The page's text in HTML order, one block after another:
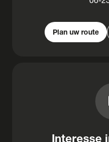
Plan uw route
Interesse